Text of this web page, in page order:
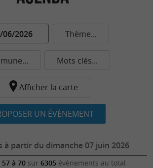
06/2026 Thème...
Mots clés...
Afficher la carte
UN ÉVÈNEMENT
à partir du dimanche 07 juin 2026
57 à 70sur 6305 évènements au total